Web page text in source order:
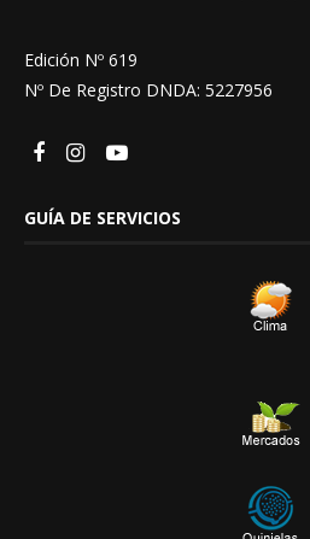
Edición Nº 619
Nº De Registro DNDA: 5227956
GUÍA DE SERVICIOS